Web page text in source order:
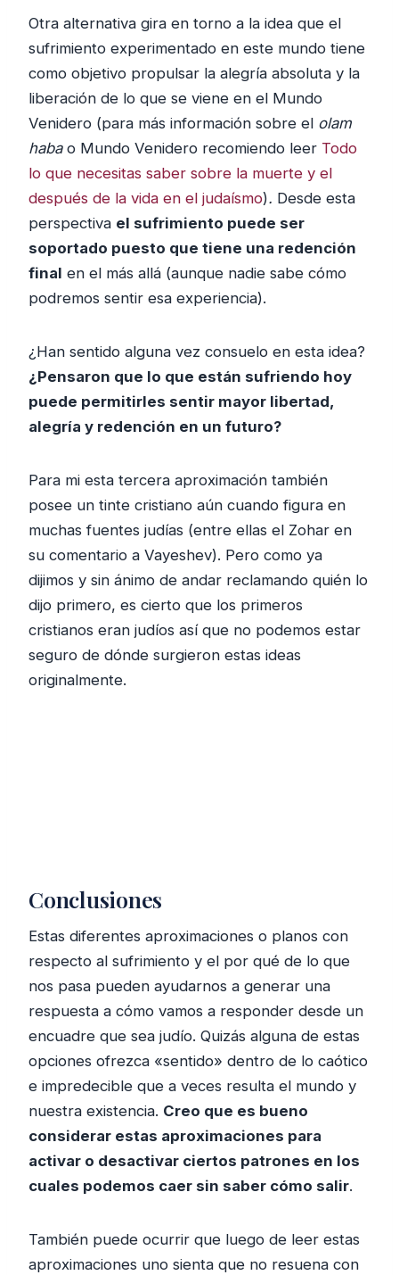
Otra alternativa gira en torno a la idea que el
sufrimiento experimentado en este mundo tiene
como objetivo propulsar la alegría absoluta y la
liberación de lo que se viene en el Mundo
Venidero (para más información sobre el olam
haba o Mundo Venidero recomiendo leer Todo
lo que necesitas saber sobre la muerte y el
después de la vida en el judaísmo). Desde esta
perspectiva el sufrimiento puede ser
soportado puesto que tiene una redención
final en el más allá (aunque nadie sabe cómo
podremos sentir esa experiencia).
¿Han sentido alguna vez consuelo en esta idea?
¿Pensaron que lo que están sufriendo hoy
puede permitirles sentir mayor libertad,
alegría y redención en un futuro?
Para mi esta tercera aproximación también
posee un tinte cristiano aún cuando figura en
muchas fuentes judías (entre ellas el Zohar en
su comentario a Vayeshev). Pero como ya
dijimos y sin ánimo de andar reclamando quién lo
dijo primero, es cierto que los primeros
cristianos eran judíos así que no podemos estar
seguro de dónde surgieron estas ideas
originalmente.
Conclusiones
Estas diferentes aproximaciones o planos con
respecto al sufrimiento y el por qué de lo que
nos pasa pueden ayudarnos a generar una
respuesta a cómo vamos a responder desde un
encuadre que sea judío. Quizás alguna de estas
opciones ofrezca «sentido» dentro de lo caótico
e impredecible que a veces resulta el mundo y
nuestra existencia. Creo que es bueno
considerar estas aproximaciones para
activar o desactivar ciertos patrones en los
cuales podemos caer sin saber cómo salir.
También puede ocurrir que luego de leer estas
aproximaciones uno sienta que no resuena con